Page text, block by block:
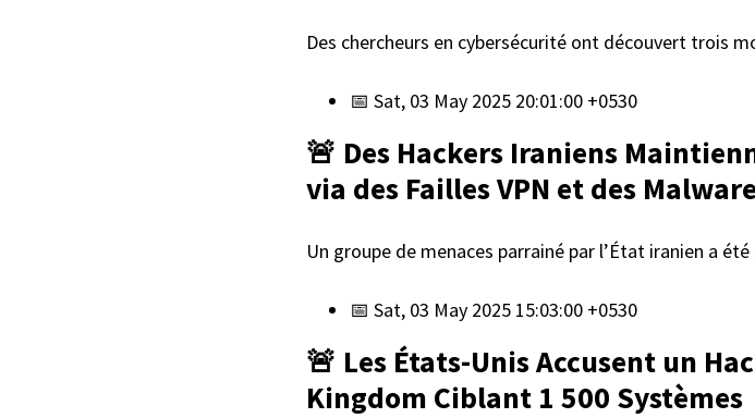
Des chercheurs en cybersécurité ont découvert trois
📅 Sat, 03 May 2025 20:01:00 +0530
🚨 Des Hackers Iraniens
via des Failles VPN et des
Un groupe de menaces parrainé par l’État iranien a
📅 Sat, 03 May 2025 15:03:00 +0530
🚨 Les États-Unis Accusent un
Kingdom Ciblant 1 500 Systèmes